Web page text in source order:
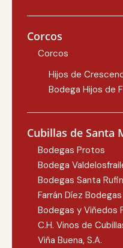
Corcos
Corcos
Hijos de
Bodega Hijos de
Cubillas de Santa
Bodegas Protos
Bodega
Bodegas Santa
Farrán Díez
Bodegas y Viñedos
C.H. Vinos de
Viña Buena, S.A.